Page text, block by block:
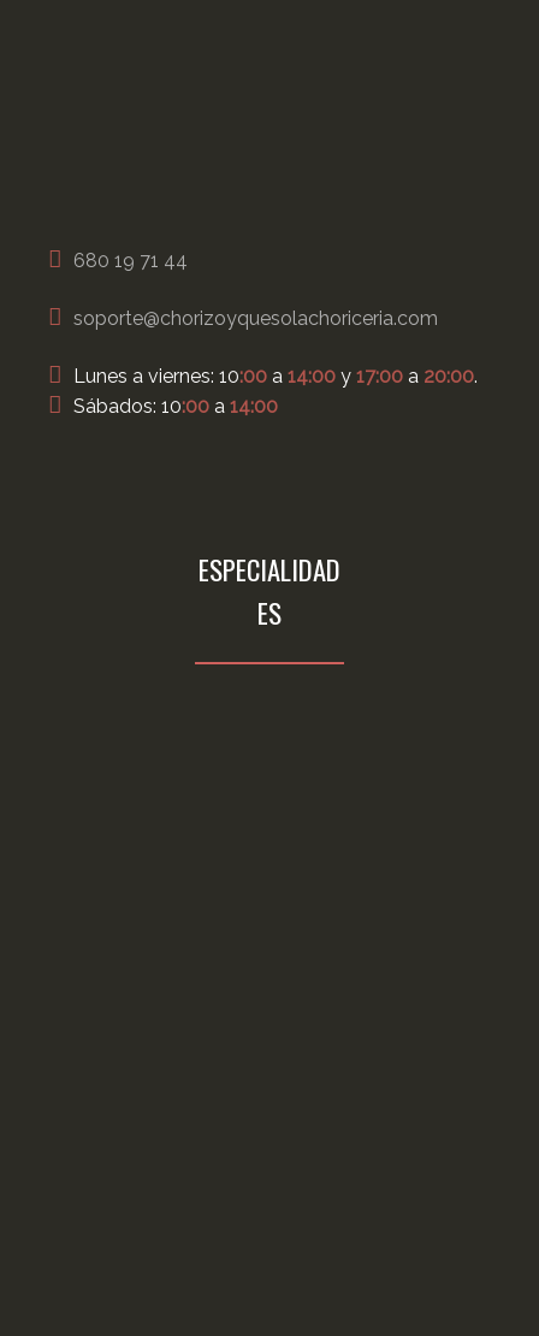
680 19 71 44
soporte@chorizoyquesolachoriceria.com
Lunes a viernes: 10:00 a 14:00 y 17:00 a 20:00.
Sábados: 10:00 a 14:00
ESPECIALIDAD
ES